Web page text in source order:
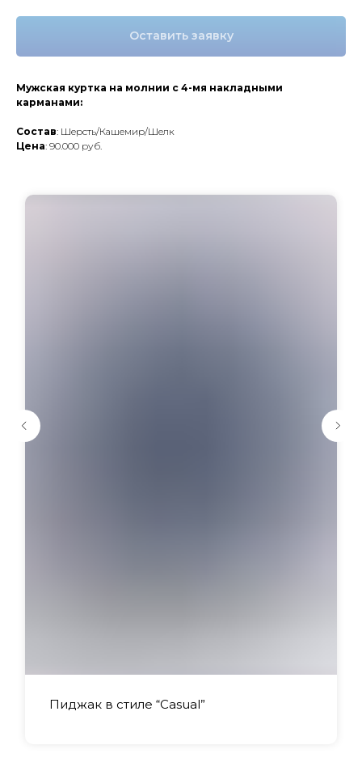
Оставить заявку
Мужская куртка на молнии с 4-мя накладными
карманами:
Состав: Шерсть/Кашемир/Шелк
Цена: 90.000 руб.
Пиджак в стиле “Casual”